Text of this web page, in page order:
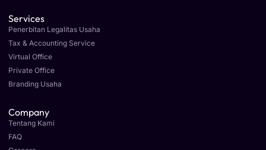
Services
Penerbitan Legalitas Usaha
Tax & Accounting Service
Virtual Office
Private Office
Branding Usaha
Company
Tentang Kami
FAQ